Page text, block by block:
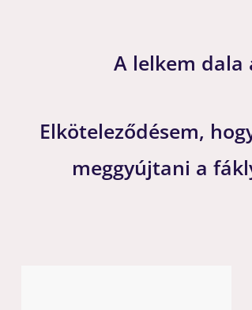
A lelkem dala
Elköteleződésem,
meggyújtani a